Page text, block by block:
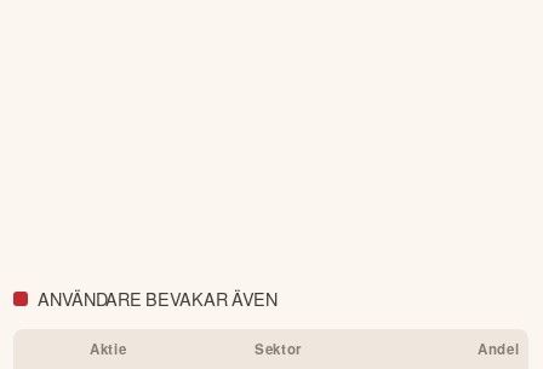
ANVÄNDARE BEVAKAR ÄVEN
Aktie Sektor Andel